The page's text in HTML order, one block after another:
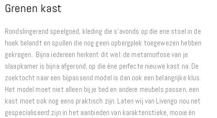
Grenen kast
Rondslingerend speelgoed, kleding die s'avonds op die ene stoel in de
hoek belandt en spullen die nog geen opbergplek toegewezen hebben
gekregen.. Bijna iedereen herkent dit wel: de metamorfose van je
slaapkamer is bijna afgerond, op die éne perfecte nieuwe kast na. De
zoektocht naar een bijpassend model is dan ook een belangrijke klus.
Het model moet niet alleen bij je bed en andere meubels passen, een
kast moet ook nog eens praktisch zijn. Laten wij van Livengo nou net
gespecialiseerd zijn in het aanbieden van karakteristieke, mooie én